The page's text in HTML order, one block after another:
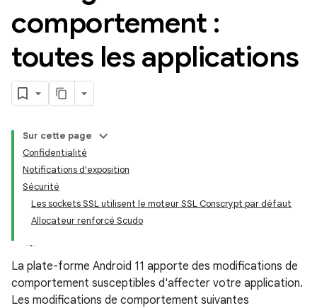
comportement :
toutes les applications
Sur cette page
Confidentialité
Notifications d'exposition
Sécurité
Les sockets SSL utilisent le moteur SSL Conscrypt par défaut
Allocateur renforcé Scudo
La plate-forme Android 11 apporte des modifications de
comportement susceptibles d'affecter votre application.
Les modifications de comportement suivantes